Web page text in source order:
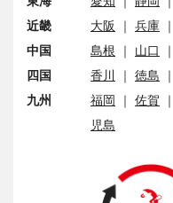
近畿
大阪 ｜ 兵庫 ｜
中国
島根 ｜ 山口 ｜
四国
香川 ｜ 徳島 ｜
九州
福岡 ｜ 佐賀 ｜
児島